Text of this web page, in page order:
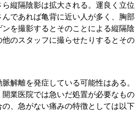
縦隔陰影は拡大される。運良く立位
であれば亀背に近い人が多く、胸部
を撮影するとそのことによる縦隔陰
のスタッフに撮らせたりするとその
解離を発症している可能性はある。
業医院では急いだ処置が必要なもの
、急がない痛みの特徴としては以下